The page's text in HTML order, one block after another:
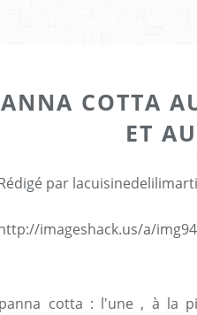
COTTA
ET
par
cotta : l'une , à la